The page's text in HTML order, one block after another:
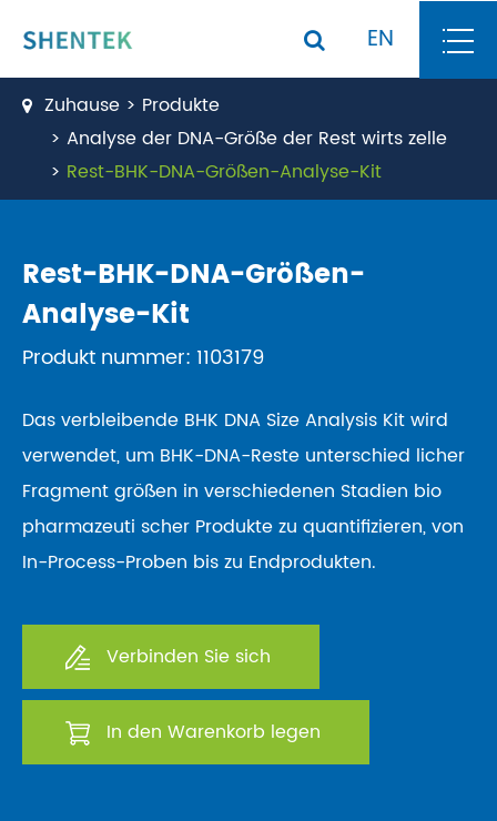
EN
Zuhause
Produkte
Analyse der DNA-Größe der Rest wirts zelle
Rest-BHK-DNA-Größen-Analyse-Kit
Rest-BHK-DNA-Größen-
Analyse-Kit
Produkt nummer: 1103179
Das verbleibende BHK DNA Size Analysis Kit wird
verwendet, um BHK-DNA-Reste unterschied licher
Fragment größen in verschiedenen Stadien bio
pharmazeuti scher Produkte zu quantifizieren, von
In-Process-Proben bis zu Endprodukten.
Verbinden Sie sich
In den Warenkorb legen